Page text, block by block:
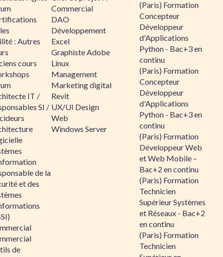
: Autres
cours
IT /
SI /
de la
et des
de
Commercial
DAO
Développement
Excel
Graphiste Adobe
Linux
Management
Marketing digital
Revit
UX/UI Design
Web
Windows Server
(Paris) Formation
Concepteur
Développeur
d'Applications
Python - Bac+3 en
continu
(Paris) Formation
Concepteur
Développeur
d'Applications
Python - Bac+3 en
continu
(Paris) Formation
Développeur Web
et Web Mobile –
Bac+2 en continu
(Paris) Formation
Technicien
Supérieur Systèmes
et Réseaux - Bac+2
en continu
(Paris) Formation
Technicien